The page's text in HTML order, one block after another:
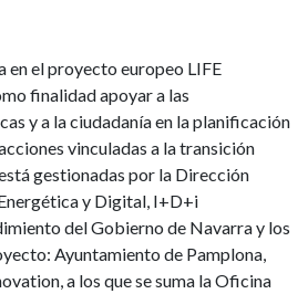
en el proyecto europeo LIFE
finalidad apoyar a las
y a la ciudadanía en la planificación
vinculadas a la transición
gestionadas por la Dirección
y Digital, I+D+i
del Gobierno de Navarra y los
Ayuntamiento de Pamplona,
a los que se suma la Oficina